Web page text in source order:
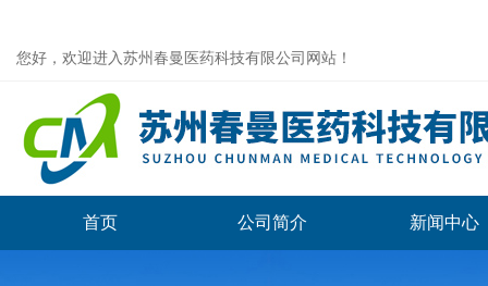
您好，欢迎进入苏州春曼医药科技有限公司网站！
首页 公司简介 新闻中心